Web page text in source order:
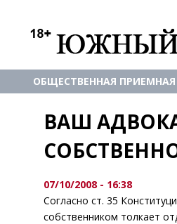
ОБЩЕСТВЕННАЯ ПРИЕМНАЯ
ВАШ
07/10/2008 - 16:38
Согласно ст. 35
собственником толкает